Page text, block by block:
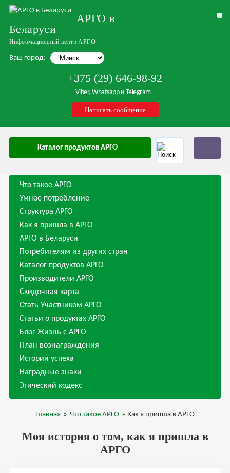
АРГО в
Беларуси
Информационный центр АРГО
Ваш город:
+375 (29) 646-98-92
Viber, Whatsapp и Telegram
Написать сообщение
Каталог продуктов АРГО
Что такое АРГО
Умное потребление
Структура АРГО
Как я пришла в АРГО
АРГО в Беларуси
Потребителям из других стран
Каталог продуктов АРГО
Производители АРГО
Скидочная карта
Стать Участником АРГО
Статьи о продуктах АРГО
Блог Жизнь с АРГО
План вознаграждения
Истории успеха
Наградные знаки
Этический кодекс
Главная » Что такое АРГО » Как я пришла в АРГО
Моя история о том, как я пришла в
АРГО